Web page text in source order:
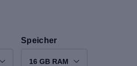
Speicher
16 GB RAM